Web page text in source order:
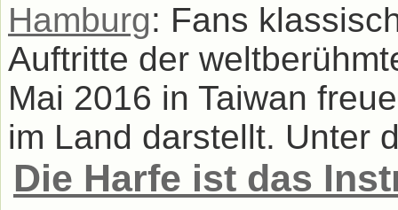
Hamburg: Fans
Auftritte der
Mai 2016 in Taiwan
im Land darstellt. Unter
Die Harfe ist das